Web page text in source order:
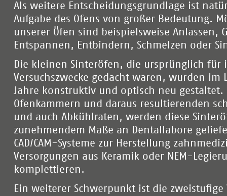
Als weitere Entscheidungsgrundlage ist
Aufgabe des Ofens von großer Bedeutung.
unserer Öfen sind beispielsweise Anlassen,
Entspannen, Entbindern, Schmelzen oder
Die kleinen Sinteröfen, die ursprünglich für
Versuchszwecke gedacht waren, wurden im
Jahre konstruktiv und optisch neu
Ofenkammern und daraus resultierenden
und auch Abkühlraten, werden diese
zunehmendem Maße an Dentallabore
CAD/CAM-Systeme zur Herstellung
Versorgungen aus Keramik oder NEM-
komplettieren.
Ein weiterer Schwerpunkt ist die